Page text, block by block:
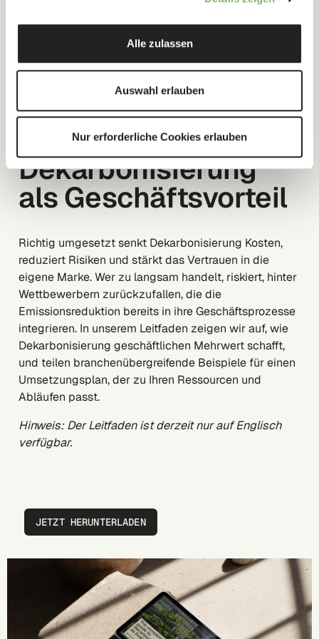
Alle zulassen
Auswahl erlauben
Nur erforderliche Cookies erlauben
Leitfaden:
Dekarbonisierung
als Geschäftsvorteil
Richtig umgesetzt senkt Dekarbonisierung Kosten,
reduziert Risiken und stärkt das Vertrauen in die
eigene Marke. Wer zu langsam handelt, riskiert, hinter
Wettbewerbern zurückzufallen, die die
Emissionsreduktion bereits in ihre Geschäftsprozesse
integrieren. In unserem Leitfaden zeigen wir auf, wie
Dekarbonisierung geschäftlichen Mehrwert schafft,
und teilen branchenübergreifende Beispiele für einen
Umsetzungsplan, der zu Ihren Ressourcen und
Abläufen passt.
Hinweis: Der Leitfaden ist derzeit nur auf Englisch
verfügbar.
JETZT HERUNTERLADEN